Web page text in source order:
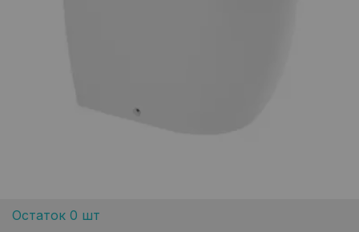
Остаток 0 шт